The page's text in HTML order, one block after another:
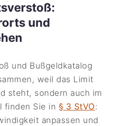
und
und Bußgeldkatalog
weil das Limit
steht, sondern auch im
finden Sie in § 3 StVO:
anpassen und